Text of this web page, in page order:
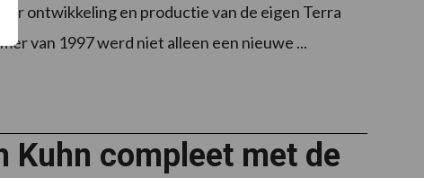
ontwikkeling en productie van de eigen Terra
van 1997 werd niet alleen een nieuwe ...
compleet met de